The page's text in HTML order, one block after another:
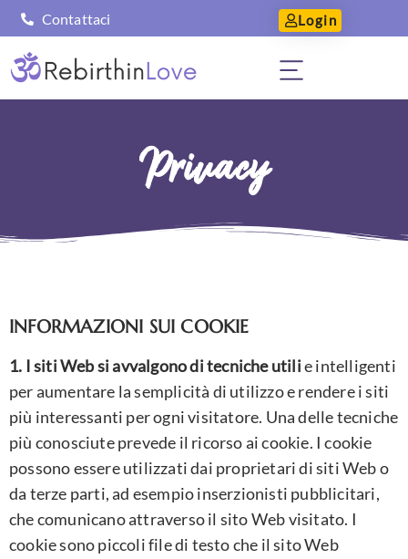
Contattaci Login
Privacy
INFORMAZIONI SUI COOKIE
1. I siti Web si avvalgono di tecniche utilie intelligenti
per aumentare la semplicità di utilizzo e rendere i siti
più interessanti per ogni visitatore. Una delle tecniche
più conosciute prevede il ricorso ai cookie. I cookie
possono essere utilizzati dai proprietari di siti Web o
da terze parti, ad esempio inserzionisti pubblicitari,
che comunicano attraverso il sito Web visitato. I
cookie sono piccoli file di testo che il sito Web